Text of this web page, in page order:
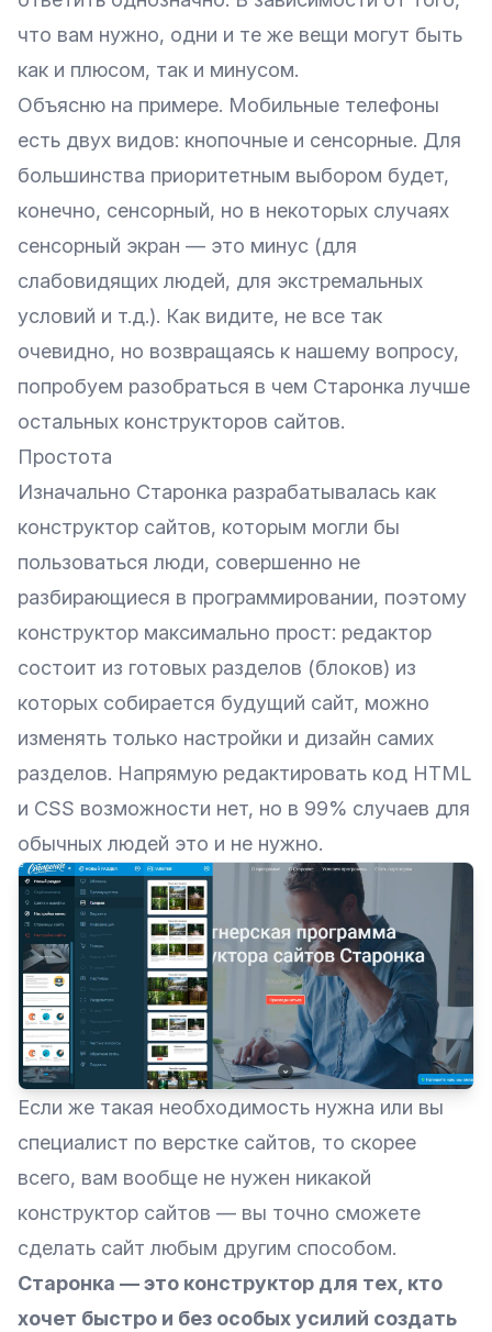
что вам нужно, одни и те же вещи могут быть
как и плюсом, так и минусом.
Объясню на примере. Мобильные телефоны
есть двух видов: кнопочные и сенсорные. Для
большинства приоритетным выбором будет,
конечно, сенсорный, но в некоторых случаях
сенсорный экран — это минус (для
слабовидящих людей, для экстремальных
условий и т.д.). Как видите, не все так
очевидно, но возвращаясь к нашему вопросу,
попробуем разобраться в чем Старонка лучше
остальных конструкторов сайтов.
Простота
Изначально Старонка разрабатывалась как
конструктор сайтов, которым могли бы
пользоваться люди, совершенно не
разбирающиеся в программировании, поэтому
конструктор максимально прост: редактор
состоит из готовых разделов (блоков) из
которых собирается будущий сайт, можно
изменять только настройки и дизайн самих
разделов. Напрямую редактировать код HTML
и CSS возможности нет, но в 99% случаев для
обычных людей это и не нужно.
Если же такая необходимость нужна или вы
специалист по верстке сайтов, то скорее
всего, вам вообще не нужен никакой
конструктор сайтов — вы точно сможете
сделать сайт любым другим способом.
Старонка — это конструктор для тех, кто
хочет быстро и без особых усилий создать